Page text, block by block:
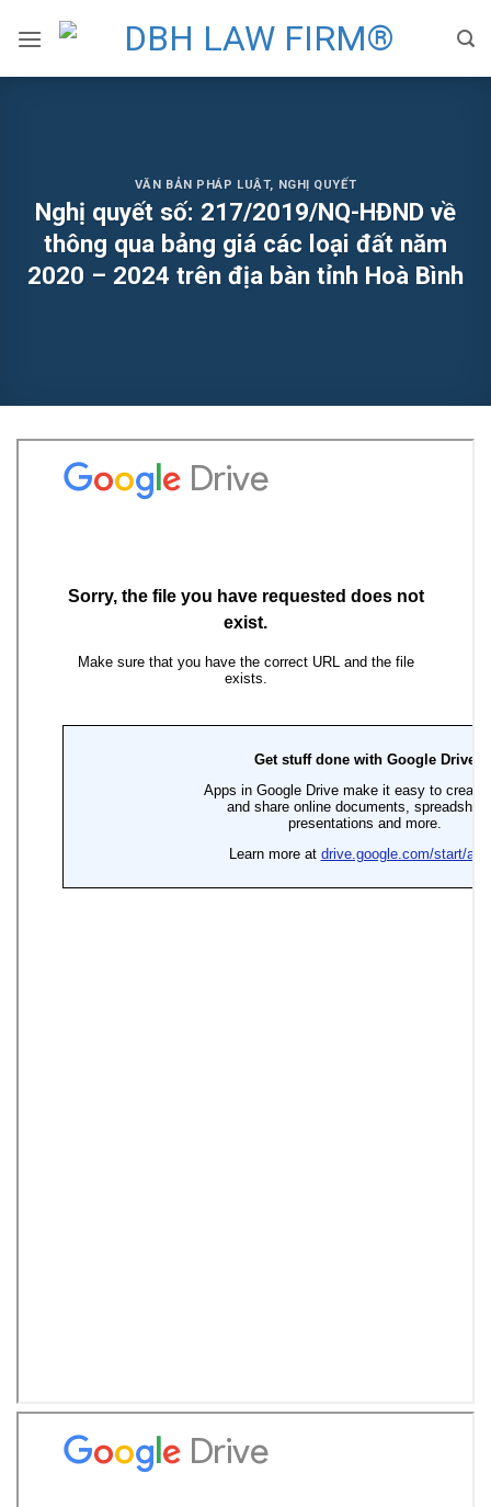
VĂN BẢN PHÁP LUẬT, NGHỊ QUYẾT
Nghị quyết số: 217/2019/NQ-HĐND về
thông qua bảng giá các loại đất năm
2020 – 2024 trên địa bàn tỉnh Hoà Bình